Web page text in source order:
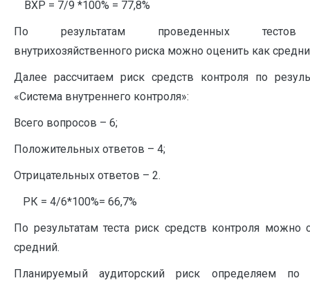
ВХР = 7/9 *100% =
По результатам проведенных тестов
внутрихозяйственного риска можно оценить как
Далее рассчитаем риск средств контроля по
«Система внутреннего контроля»:
Всего вопросов – 6;
Положительных ответов – 4;
Отрицательных ответов – 2.
РК = 4/6*100%=
По результатам теста риск средств контроля можно
средний.
Планируемый аудиторский риск определяем по